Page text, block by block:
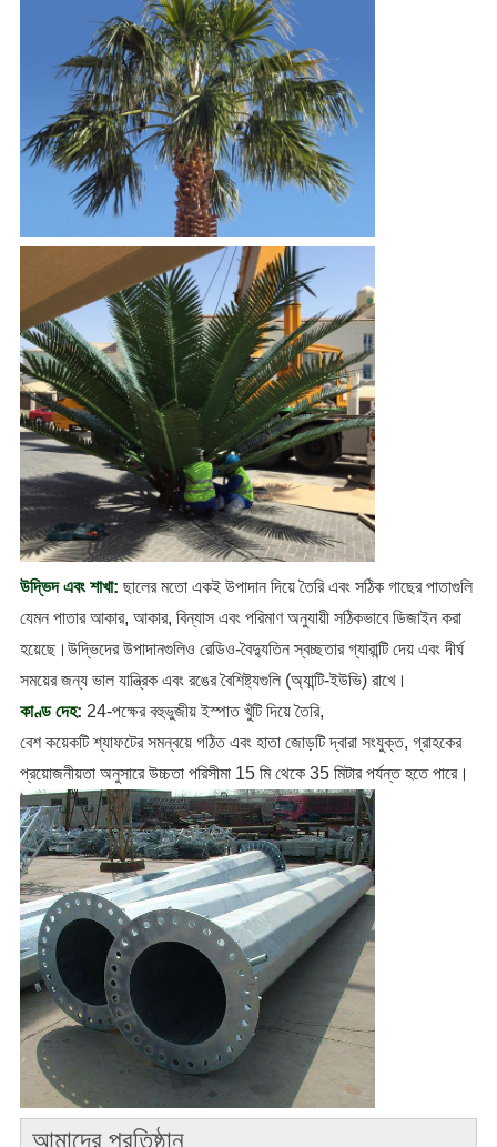
উদ্ভিদ এবং শাখা: ছালের মতো একই উপাদান দিয়ে তৈরি এবং সঠিক গাছের পাতাগুলি
যেমন পাতার আকার, আকার, বিন্যাস এবং পরিমাণ অনুযায়ী সঠিকভাবে ডিজাইন করা
হয়েছে।উদ্ভিদের উপাদানগুলিও রেডিও-বৈদ্যুতিন স্বচ্ছতার গ্যারান্টি দেয় এবং দীর্ঘ
সময়ের জন্য ভাল যান্ত্রিক এবং রঙের বৈশিষ্ট্যগুলি (অ্যান্টি-ইউভি) রাখে।
কাণ্ড দেহ: 24-পক্ষের বহুভুজীয় ইস্পাত খুঁটি দিয়ে তৈরি,
বেশ কয়েকটি শ্যাফটের সমন্বয়ে গঠিত এবং হাতা জোড়টি দ্বারা সংযুক্ত, গ্রাহকের
প্রয়োজনীয়তা অনুসারে উচ্চতা পরিসীমা 15 মি থেকে 35 মিটার পর্যন্ত হতে পারে।
আমাদের প্রতিষ্ঠান